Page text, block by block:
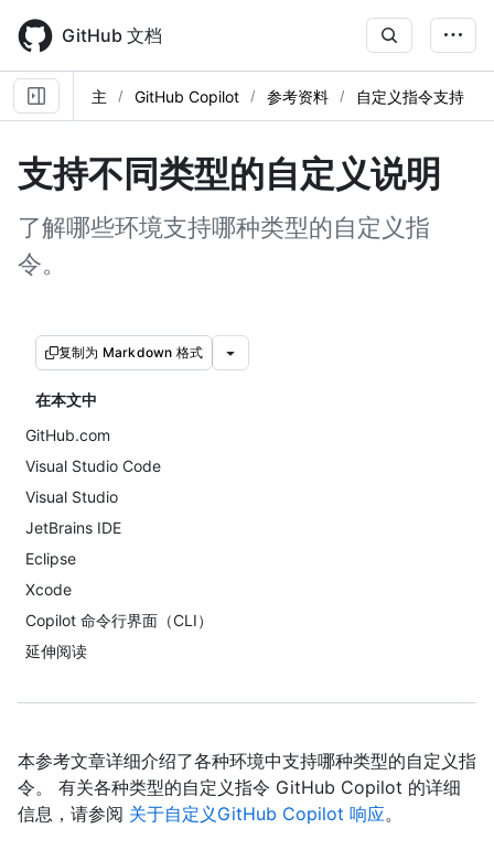
main
content
GitHub 文档
主 GitHub Copilot 参考资料 自定义指令支持
支持不同类型的自定义说明
了解哪些环境支持哪种类型的自定义指
令。
复制为 Markdown 格式
在本文中
GitHub.com
Visual Studio Code
Visual Studio
JetBrains IDE
Eclipse
Xcode
Copilot 命令行界面（CLI）
延伸阅读
本参考文章详细介绍了各种环境中支持哪种类型的自定义指
令。 有关各种类型的自定义指令 GitHub Copilot 的详细
信息，请参阅 关于自定义GitHub Copilot 响应。